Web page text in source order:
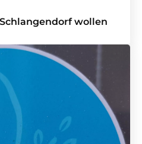
wollen